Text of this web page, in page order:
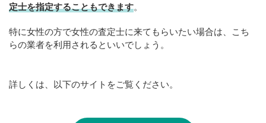
定士を指定することもできます。
特に女性の方で女性の査定士に来てもらいたい場合は、こち
らの業者を利用されるといいでしょう。
詳しくは、以下のサイトをご覧ください。